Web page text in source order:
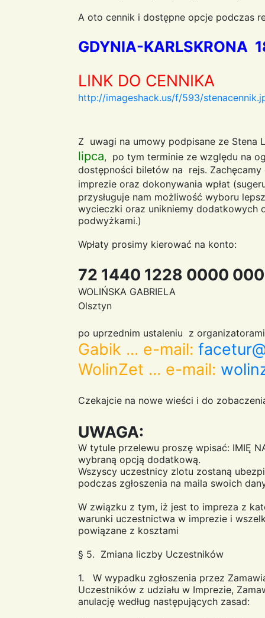
A oto cennik i dostępne opcje podczas
GDYNIA-KARLSKRONA
LINK DO CENNIKA
http://imageshack.us/f/593/
Z uwagi na umowy podpisane ze Stena
lipca, po tym terminie ze względu na
dostępności biletów na rejs.
imprezie oraz dokonywania wpłat
przysługuje nam możliwość wyboru
wycieczki oraz unikniemy dodatkowych
podwyżkami.)
Wpłaty prosimy kierować na konto:
72 1440 1228 0000
WOLIŃSKA GABRIELA
Olsztyn
po uprzednim ustaleniu z
Gabik ... e-mail:
WolinZet ... e-mail:
Czekajcie na nowe wieści i do
UWAGA:
W tytule przelewu proszę wpisać: IMIĘ
wybraną opcją dodatkową.
Wszyscy uczestnicy zlotu zostaną
podczas zgłoszenia na maila swoich
W związku z tym, iż jest to impreza z
warunki uczestnictwa w imprezie i
powiązane z kosztami
§ 5. Zmiana liczby Uczestników
1. W wypadku zgłoszenia przez
Uczestników z udziału w Imprezie,
anulację według następujących zasad: